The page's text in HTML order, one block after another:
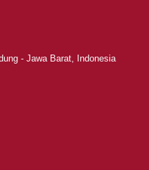
- Jawa Barat, Indonesia